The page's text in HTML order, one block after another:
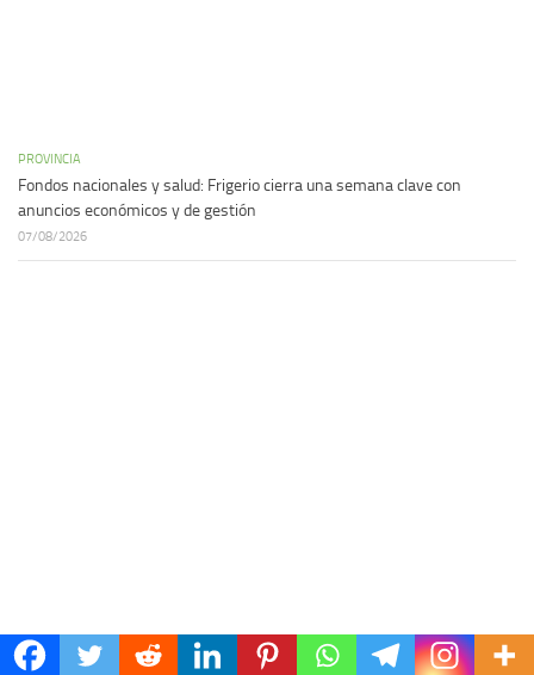
PROVINCIA
Fondos nacionales y salud: Frigerio cierra una semana clave con
anuncios económicos y de gestión
07/08/2026